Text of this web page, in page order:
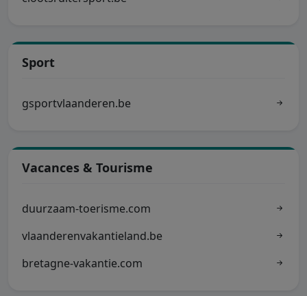
Sport
gsportvlaanderen.be
Vacances & Tourisme
duurzaam-toerisme.com
vlaanderenvakantieland.be
bretagne-vakantie.com